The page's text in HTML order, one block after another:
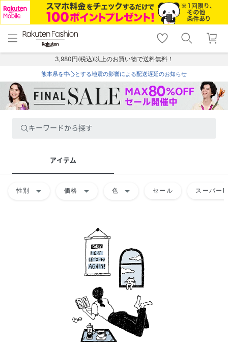
menu home
トップ
shopping_cart lock_outline
ログイン
3,980円(税込)以上のお買い物で送料無料！
熊本県を中心とする地震の影響による配送遅延のお知らせ
キーワードから探す
アイテム
性別 arrow_drop_down 価格 arrow_drop_down 色 arrow_drop_down セール スーパー